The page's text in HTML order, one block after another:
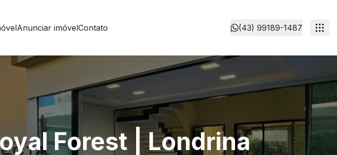
Anunciar imóvelContato (43) 99189-1487
Forest | Londrina